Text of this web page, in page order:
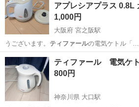
アプレシアプラス 0.8L
1,000円
大阪府 宮之阪駅
うございます。 ティファールの電気ケトル「…
ル） ・型番：K…
大阪 枚方市 キッチン家電
ティファール 電気ケ
800円
神奈川県 大口駅